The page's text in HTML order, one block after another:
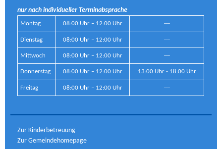
nur nach individueller Terminabsprache
Montag 08:00 Uhr – 12:00 Uhr ---
Dienstag 08:00 Uhr – 12:00 Uhr ---
Mittwoch 08:00 Uhr – 12:00 Uhr ---
Donnerstag 08:00 Uhr – 12:00 Uhr 13:00 Uhr - 18:00 Uhr
Freitag 08:00 Uhr – 12:00 Uhr ---
Zur Kinderbetreuung
Zur Gemeindehomepage